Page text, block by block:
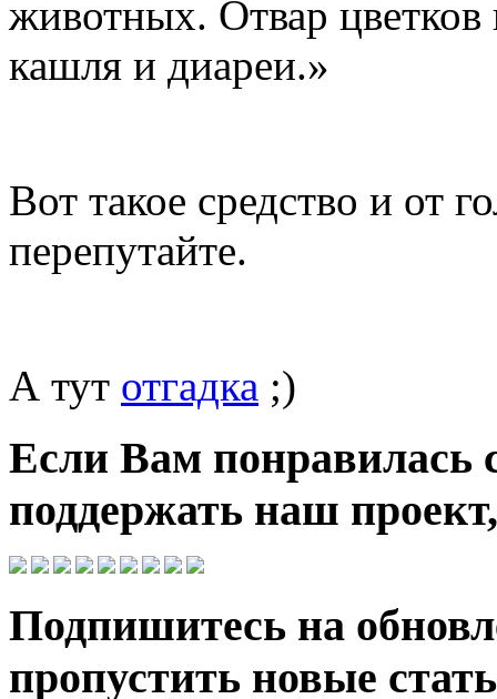
животных. Отвар цветков
кашля и диареи.»
Вот такое средство и от
перепутайте.
А тут отгадка ;)
Если Вам понравилась
поддержать наш
Подпишитесь на
пропустить новые